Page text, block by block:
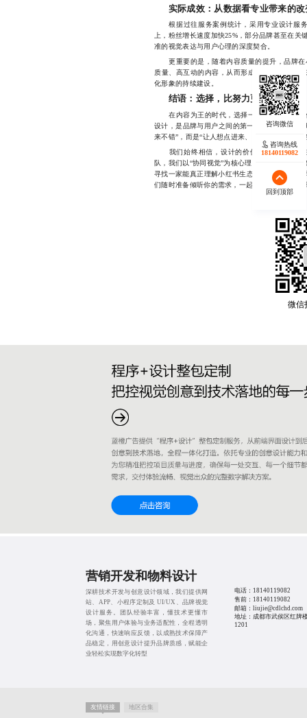
实际成效：从数据看专业带来的改
根据过往服务案例统计，采用专业设计服务
上，粉丝增长速度加快25%，部分品牌甚至在
准的视觉表达与用户心理的深度契合。
更重要的是，随着内容质量的提升，品牌在
质量、高互动的内容，从而形成正向循环。长
化形象的持续建设。
结语：选择，比努力更重要
在内容为王的时代，选择一家真正专业的合
设计，是品牌与用户之间的第一道桥梁，也是
来不错”，而是“让人想点进来、愿意留下来、最
我们始终相信，设计的价值不止于美，更
队，我们以“协同视觉”为核心理念，坚持从品
寻找一家能真正理解小红书生态、并愿意与你共
们随时准备倾听你的需求，一起打磨出属于你的
微信
咨询热线
18140119082
回到顶部
营销开发和物料设计
深耕技术开发与创意设计领域，我们提供网
站、APP、小程序定制及 UI/UX、品牌视觉
设计服务。团队经验丰富，懂技术更懂市
场，聚焦用户体验与业务适配性，全程透明
化沟通，快速响应反馈，以成熟技术保障产
品稳定，用创意设计提升品牌质感，赋能企
业轻松实现数字化转型
电话： 18140119082
售前： 18140119082
邮箱：liujie@cdlchd.com
地址：成都市武侯区红牌
1201
友情链接 地区合集